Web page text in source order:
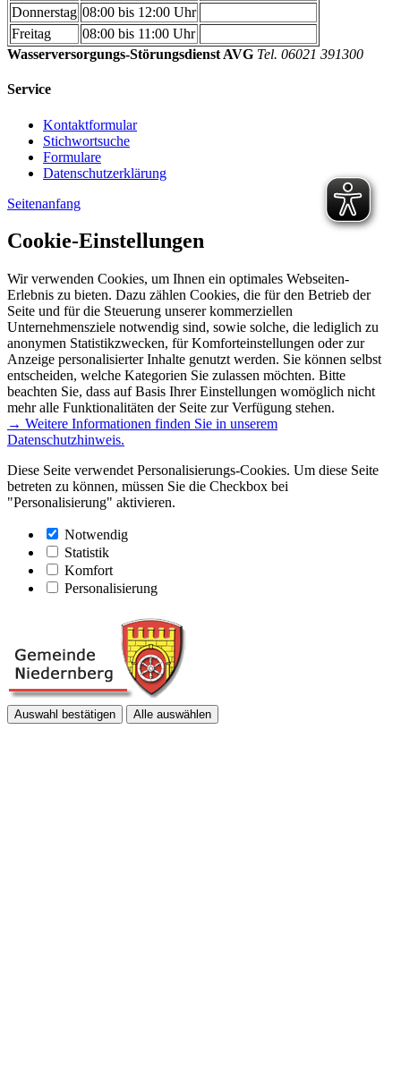
Donnerstag 08:00 bis 12:00 Uhr
Freitag
08:00 bis 11:00 Uhr
Wasserversorgungs-Störungsdienst AVG Tel. 06021 391300
Service
Kontaktformular
Stichwortsuche
Formulare
Datenschutzerklärung
Seitenanfang
Cookie-Einstellungen
Wir verwenden Cookies, um Ihnen ein optimales Webseiten-
Erlebnis zu bieten. Dazu zählen Cookies, die für den Betrieb der
Seite und für die Steuerung unserer kommerziellen
Unternehmensziele notwendig sind, sowie solche, die lediglich zu
anonymen Statistikzwecken, für Komforteinstellungen oder zur
Anzeige personalisierter Inhalte genutzt werden. Sie können selbst
entscheiden, welche Kategorien Sie zulassen möchten. Bitte
beachten Sie, dass auf Basis Ihrer Einstellungen womöglich nicht
mehr alle Funktionalitäten der Seite zur Verfügung stehen.
→ Weitere Informationen finden Sie in unserem
Datenschutzhinweis.
Diese Seite verwendet Personalisierungs-Cookies. Um diese Seite
betreten zu können, müssen Sie die Checkbox bei
"Personalisierung" aktivieren.
Notwendig
Statistik
Komfort
Personalisierung
Auswahl bestätigen Alle auswählen